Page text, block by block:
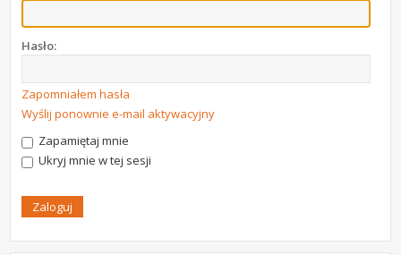
Hasło:
Zapomniałem hasła
Wyślij ponownie e-mail aktywacyjny
Zapamiętaj mnie
Ukryj mnie w tej sesji